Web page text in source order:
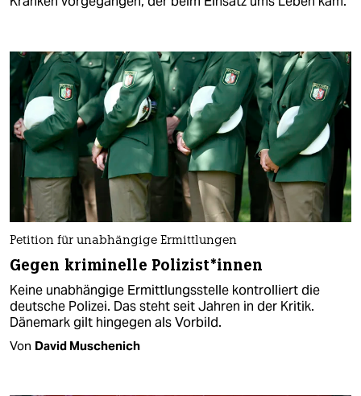
Petition für unabhängige Ermittlungen
Gegen kriminelle Po­li­zis­t*in­nen
Keine unabhängige Ermittlungsstelle kontrolliert die
deutsche Polizei. Das steht seit Jahren in der Kritik.
Dänemark gilt hingegen als Vorbild.
Von David Muschenich